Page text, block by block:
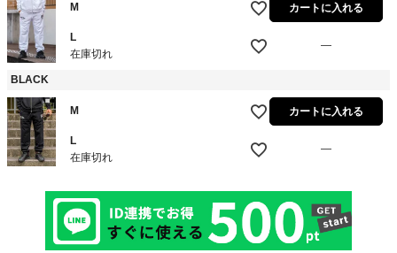
M カートに入れる
L
在庫切れ
—
BLACK
M カートに入れる
L
在庫切れ
—